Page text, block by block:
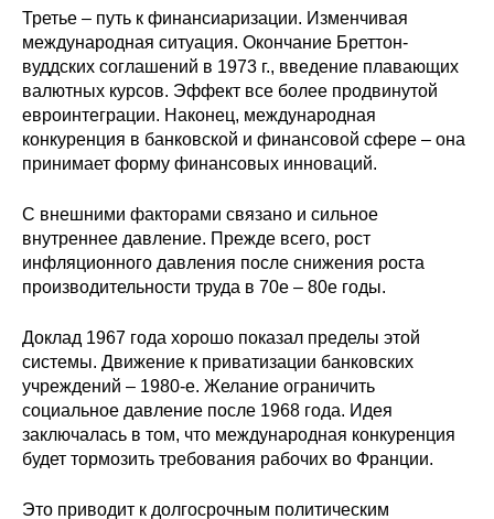
Третье – путь к финансиаризации. Изменчивая
международная ситуация. Окончание Бреттон-
вуддских соглашений в 1973 г., введение плавающих
валютных курсов. Эффект все более продвинутой
евроинтеграции. Наконец, международная
конкуренция в банковской и финансовой сфере – она
принимает форму финансовых инноваций.
С внешними факторами связано и сильное
внутреннее давление. Прежде всего, рост
инфляционного давления после снижения роста
производительности труда в 70е – 80е годы.
Доклад 1967 года хорошо показал пределы этой
системы. Движение к приватизации банковских
учреждений – 1980-е. Желание ограничить
социальное давление после 1968 года. Идея
заключалась в том, что международная конкуренция
будет тормозить требования рабочих во Франции.
Это приводит к долгосрочным политическим